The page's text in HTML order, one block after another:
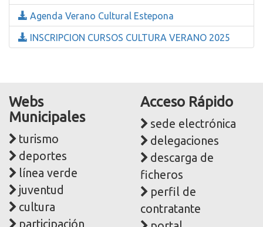
Agenda Verano Cultural Estepona
INSCRIPCION CURSOS CULTURA VERANO 2025
Webs
Municipales
turismo
deportes
línea verde
juventud
cultura
participación
Acceso Rápido
sede electrónica
delegaciones
descarga de
ficheros
perfil de
contratante